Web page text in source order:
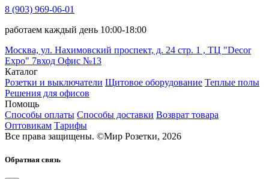
8 (903) 969-06-01
работаем каждый день 10:00-18:00
Москва, ул. Нахимовский проспект, д. 24 стр. 1 , ТЦ "Decor
Expo" 7вход Офис №13
Каталог
Розетки и выключатели Щитовое оборудование Теплые полы
Решения для офисов
Помощь
Способы оплаты Способы доставки Возврат товара
Оптовикам Тарифы
Все права защищены. ©Мир Розетки, 2026
Обратная связь